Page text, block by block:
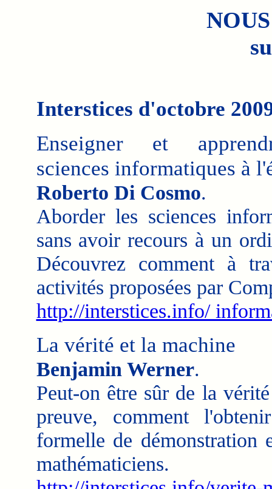
Interstices d'octobre
Enseigner et
sciences informatiques à
Roberto Di Cosmo.
Aborder les sciences
sans avoir recours à un
Découvrez comment à
activités proposées par
http://interstices.info/
La vérité et la machine
Benjamin Werner.
Peut-on être sûr de la
preuve, comment
formelle de démonstration
mathématiciens.